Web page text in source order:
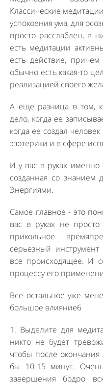
Классические
успокоения ума, для
просто расслаблен, в
есть медитации
есть действие,
обычно есть какая-то
реализацией своего
А еще разница в том,
дело, когда ее
когда ее создал
эзотерики и в сфере
И у вас в руках именно
созданная со знанием
Энергиями.
Самое главное - это
вас в руках не просто
прикольное
серьезный
все происходящее. И
процессу его
Все остальное уже
большое влияние6
1. Выделите для
никто не будет
чтобы после
бы 10-15 минут.
завершения бодро